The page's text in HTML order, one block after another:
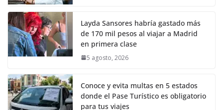
Layda Sansores habría gastado más
de 170 mil pesos al viajar a Madrid
en primera clase
5 agosto, 2026
Conoce y evita multas en 5 estados
donde el Pase Turístico es obligatorio
para tus viajes